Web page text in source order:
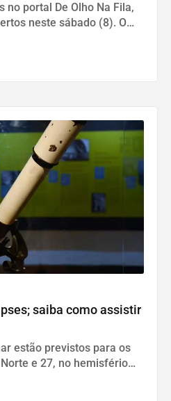
no portal De Olho Na Fila,
neste sábado (8). O
ocorre somente de
saiba como assistir
estão previstos para os
e 27, no hemisfério